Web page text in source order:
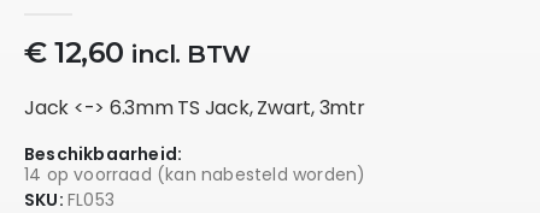
€12,60 incl. BTW
Jack <-> 6.3mm TS Jack, Zwart, 3mtr
Beschikbaarheid:
14 op voorraad (kan nabesteld worden)
SKU: FL053